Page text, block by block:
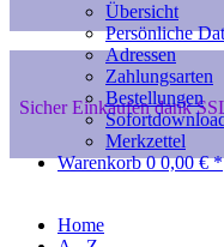
Sicher Einkaufen dank
Übersicht
Persönliche
Adressen
Zahlungsarten
Bestellungen
Merkzettel
Warenkorb0 0,00 € *
Home